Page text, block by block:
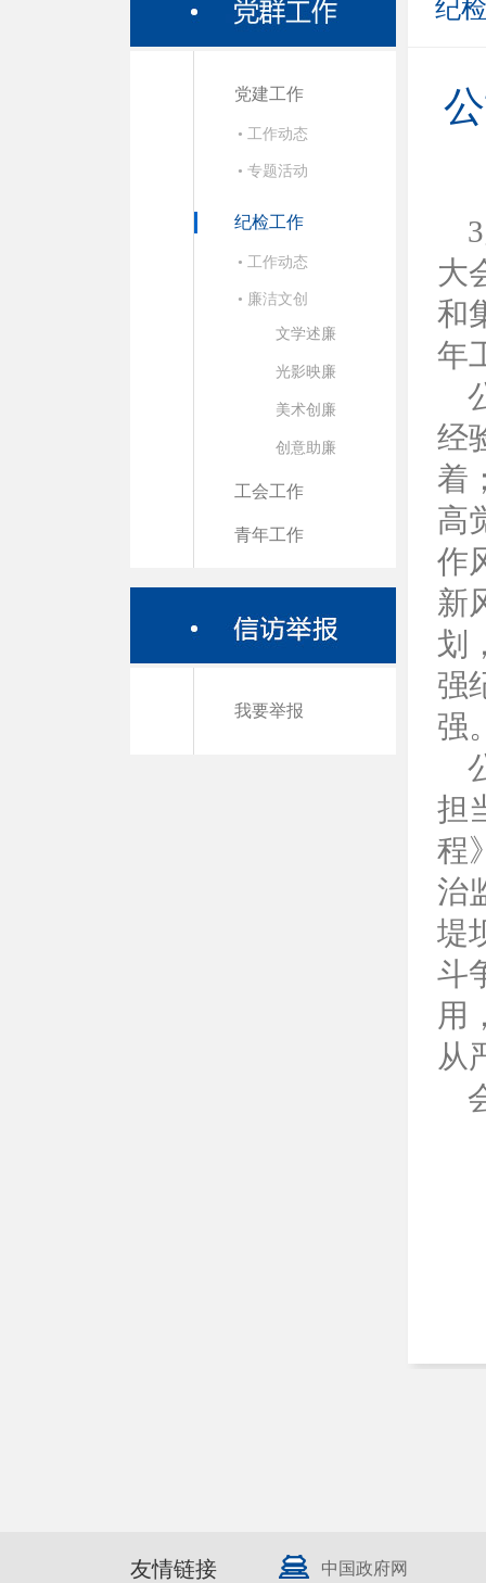
党建工作
• 工作动态
• 专题活动
纪检工作
• 工作动态
• 廉洁文创
文学述廉
光影映廉
美术创廉
创意助廉
工会工作
青年工作
我要举报
纪
大
和
年
经
着
高
作
新
划
强
强
担
程
治
堤
斗
用
从
友情链接 中国政府网